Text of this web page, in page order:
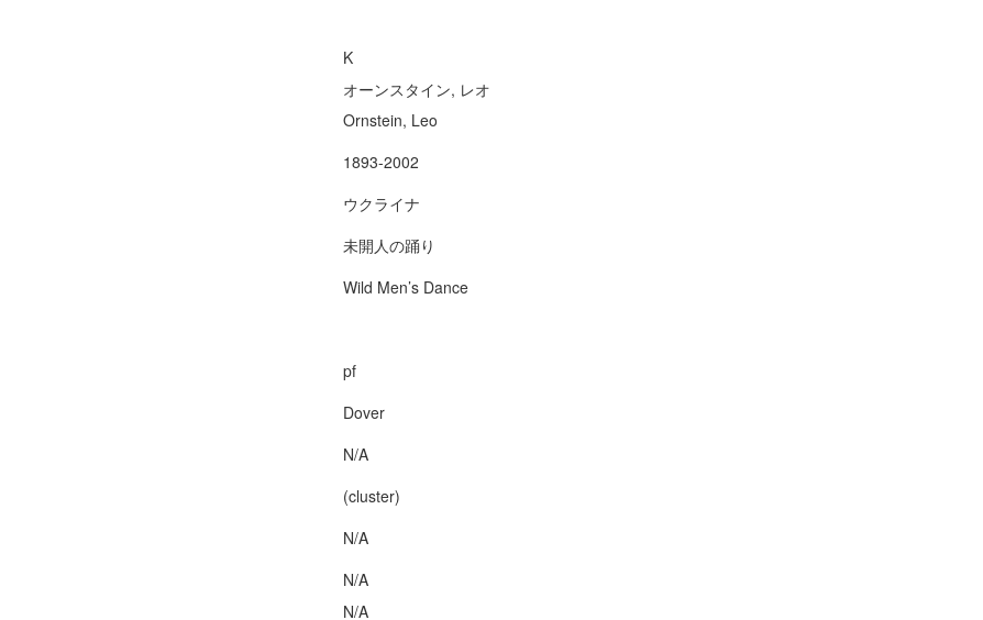
K
オーンスタイン, レオ
Ornstein, Leo
1893-2002
ウクライナ
未開人の踊り
Wild Men’s Dance
pf
Dover
N/A
(cluster)
N/A
N/A
N/A